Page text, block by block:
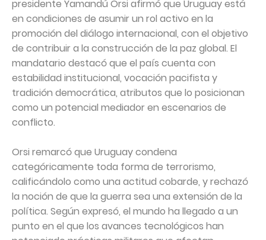
presidente Yamandú Orsi afirmó que Uruguay está
en condiciones de asumir un rol activo en la
promoción del diálogo internacional, con el objetivo
de contribuir a la construcción de la paz global. El
mandatario destacó que el país cuenta con
estabilidad institucional, vocación pacifista y
tradición democrática, atributos que lo posicionan
como un potencial mediador en escenarios de
conflicto.
Orsi remarcó que Uruguay condena
categóricamente toda forma de terrorismo,
calificándolo como una actitud cobarde, y rechazó
la noción de que la guerra sea una extensión de la
política. Según expresó, el mundo ha llegado a un
punto en el que los avances tecnológicos han